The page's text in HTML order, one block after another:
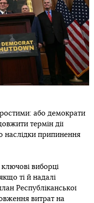
або демократи
термін дії
наслідки припинення
виборці
ті й надалі
Республіканської
витрат на